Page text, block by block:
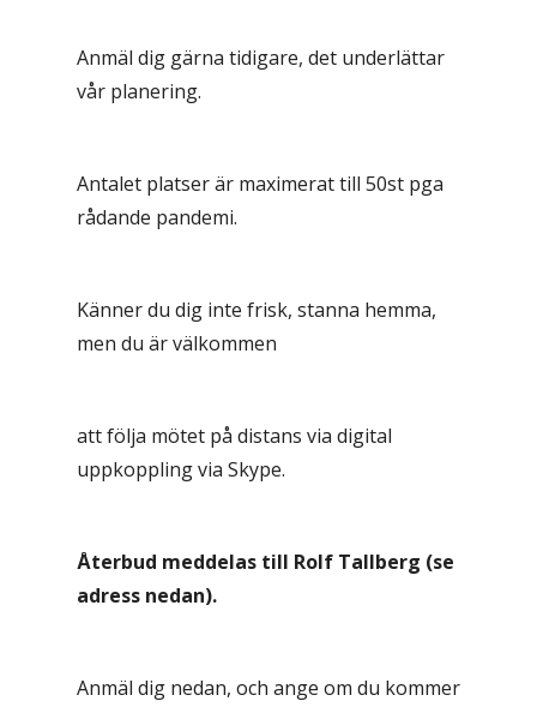
Anmäl dig gärna tidigare, det underlättar
vår planering.
Antalet platser är maximerat till 50st pga
rådande pandemi.
Känner du dig inte frisk, stanna hemma,
men du är välkommen
att följa mötet på distans via digital
uppkoppling via Skype.
Återbud meddelas till Rolf Tallberg (se
adress nedan).
Anmäl dig nedan, och ange om du kommer